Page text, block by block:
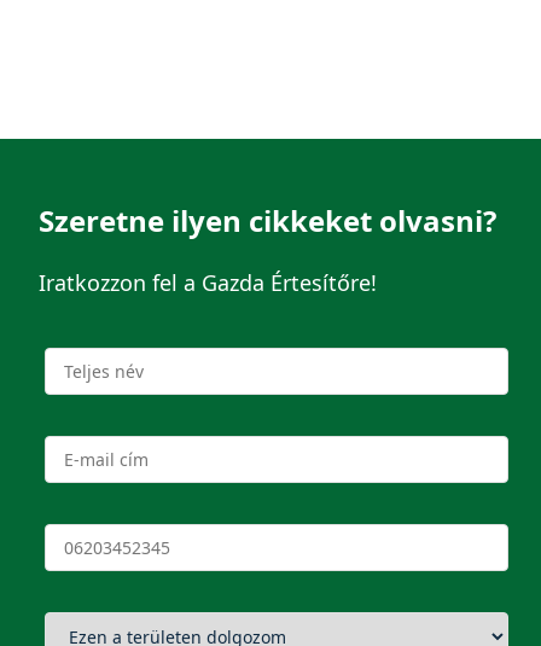
Szeretne ilyen cikkeket olvasni?
Iratkozzon fel a Gazda Értesítőre!